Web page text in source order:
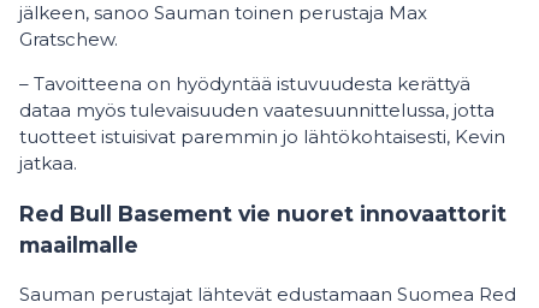
jälkeen, sanoo Sauman toinen perustaja Max
Gratschew.
– Tavoitteena on hyödyntää istuvuudesta kerättyä
dataa myös tulevaisuuden vaatesuunnittelussa, jotta
tuotteet istuisivat paremmin jo lähtökohtaisesti, Kevin
jatkaa.
Red Bull Basement vie nuoret innovaattorit
maailmalle
Sauman perustajat lähtevät edustamaan Suomea Red